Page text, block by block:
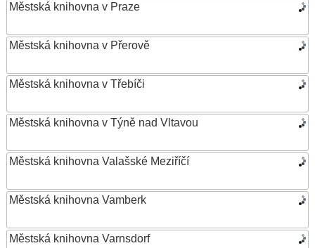
Městská knihovna v Praze
Městská knihovna v Přerově
Městská knihovna v Třebíči
Městská knihovna v Týně nad Vltavou
Městská knihovna Valašské Meziříčí
Městská knihovna Vamberk
Městská knihovna Varnsdorf